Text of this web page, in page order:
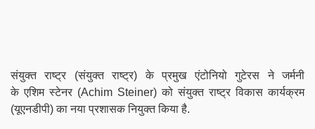
संयुक्त राष्ट्र (संयुक्त राष्ट्र) के प्रमुख एंटोनियो गुटेरस ने जर्मनी
केएशिमस्टेनर (Achim Steiner) को संयुक्त राष्ट्र विकास कार्यक्रम
(यूएनडीपी) का नया प्रशासक नियुक्त किया है.